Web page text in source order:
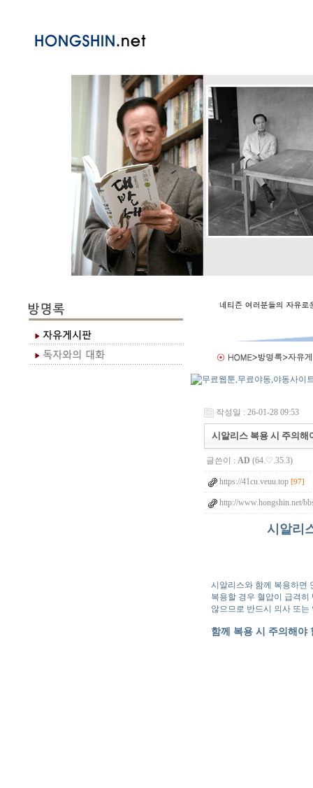
작성일 : 26-01-28 09:53
시알리스 복용 시 주의해
글쓴이 : AD (64.♡.35.3)
https://41cu.veuu.top [97]
http://www.hongshin.net/
시알리
시알리스와 함께 복용하면
복용할 경우 혈압이 급격
않으므로 반드시 의사 또
함께 복용 시 주의해야